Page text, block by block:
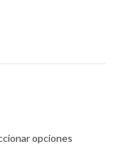
opciones